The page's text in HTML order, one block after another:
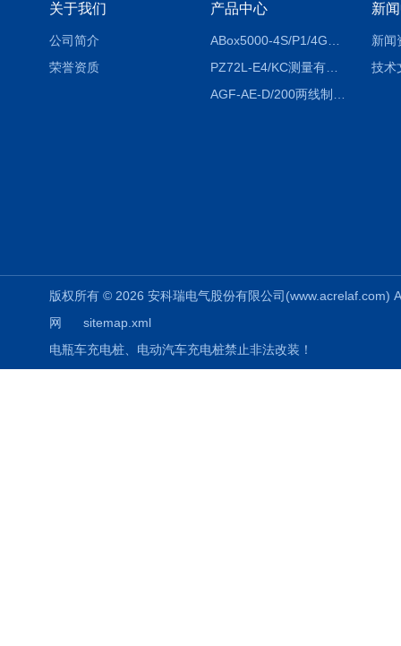
关于我们
公司简介
荣誉资质
产品中心
PZ72L-E4/KC测量有功电能（EPI/EPE）嵌入式电表
新
新闻
技术
版权所有 © 2026 安科瑞电气股份有限公司
网
sitemap.xml
电瓶车充电桩、电动汽车充电桩禁止非法改装！